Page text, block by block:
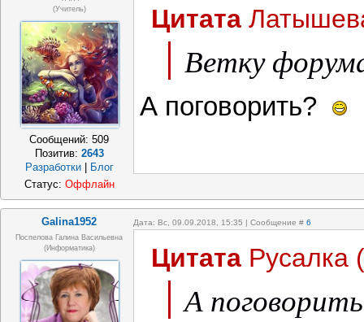
Он к
поближе
И попросил
Она
Париже."
(Учитель)
Сообщений:509
Позитив: 2643
Разработки | Блог
Цитата
Ветку
А поговорить?
Статус: Оффлайн
Galina1952 Дата: Вс, 09.09.2018, 15:35 | Сообщение # 6
Поспелова Галина Васильевна
(информатика)
Цитата Русалка (
А